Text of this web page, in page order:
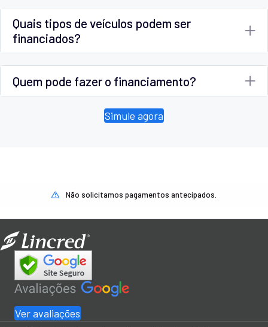
Quais tipos de veículos podem ser
financiados?
Quem pode fazer o financiamento?
Simule agora
Não solicitamos pagamentos antecipados.
Ver avaliações